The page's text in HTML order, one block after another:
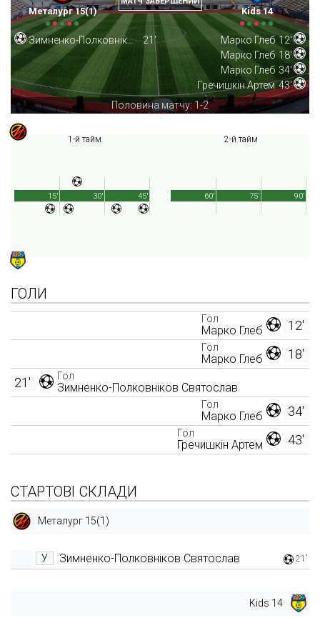
Металург 15(1) Kids 14
Зимненко-Полковніков Святослав 21' Марко Глеб 12'
Марко Глеб 18'
Марко Глеб 34'
Гречишкін Артем 43'
Половина матчу: 1-2
1-й тайм
45'
15' 30'
2-й тайм
90'
60' 75'
ГОЛИ
12'
Гол
Марко Глеб
18'
Гол
Марко Глеб
Гол
Зимненко-Полковніков Святослав
21'
34'
Гол
Марко Глеб
43'
Гол
Гречишкін Артем
СТАРТОВІ СКЛАДИ
Металург 15(1)
У Зимненко-Полковніков Святослав 21'
Kids 14